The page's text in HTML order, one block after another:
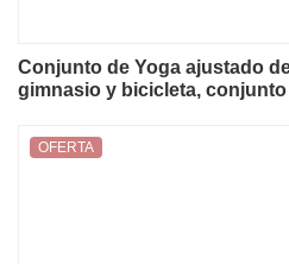
Conjunto de Yoga ajustado
gimnasio y bicicleta,
traje de gimnasio para mujer,
OFERTA